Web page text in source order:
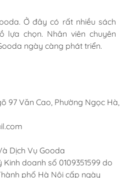
Ở đây có rất nhiều sách
lựa chọn. Nhân viên chuyên
ngày càng phát triển.
Ở đây có rất nhiều sách
lựa chọn. Nhân viên chuyên
ngày càng phát triển.
Ở đây có rất nhiều sách
lựa chọn. Nhân viên chuyên
ngày càng phát triển.
97 Văn Cao, Phường Ngọc Hà,
Dịch Vụ Gooda
doanh số 0109351599 do
phố Hà Nội cấp ngày